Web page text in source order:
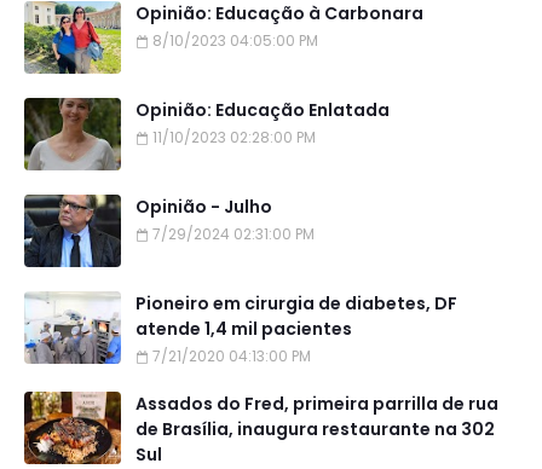
Opinião: Educação à Carbonara
8/10/2023 04:05:00 PM
Opinião: Educação Enlatada
11/10/2023 02:28:00 PM
Opinião - Julho
7/29/2024 02:31:00 PM
Pioneiro em cirurgia de diabetes, DF
atende 1,4 mil pacientes
7/21/2020 04:13:00 PM
Assados do Fred, primeira parrilla de rua
de Brasília, inaugura restaurante na 302
Sul